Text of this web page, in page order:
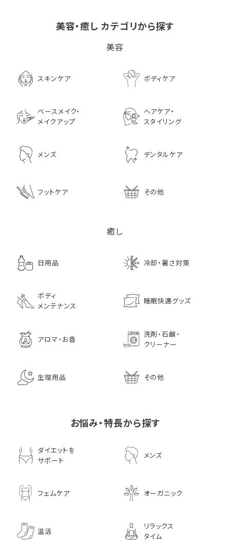
LPLP（ルプルプ） エッ
センスカラートリートメン
美容・癒し カテゴリから探す
美容
スキンケア ボディケア
ベースメイク・
メイクアップ
ヘアケア・
スタイリング
メンズ デンタルケア
フットケア その他
癒し
日用品 冷却・暑さ対策
ボディ
メンテナンス
睡眠快適グッズ
アロマ・お香
洗剤・石鹸・
クリーナー
生理用品 その他
お悩み・特長から探す
ダイエットを
サポート
メンズ
フェムケア オーガニック
温活
リラックス
タイム